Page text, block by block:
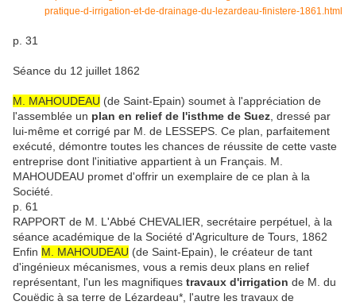
pratique-d-irrigation-et-de-drainage-du-lezardeau-finistere-1861.html
p. 31
Séance du 12 juillet 1862
M. MAHOUDEAU (de Saint-Epain) soumet à l'appréciation de
l'assemblée un plan en relief de l'isthme de Suez , dressé par
lui-même et corrigé par M. de LESSEPS. Ce plan, parfaitement
exécuté, démontre toutes les chances de réussite de cette vaste
entreprise dont l'initiative appartient à un Français. M.
MAHOUDEAU promet d'offrir un exemplaire de ce plan à la
Société.
p. 61
RAPPORT de M. L'Abbé CHEVALIER, secrétaire perpétuel, à la
séance académique de la Société d'Agriculture de Tours, 1862
Enfin M. MAHOUDEAU (de Saint-Epain), le créateur de tant
d'ingénieux mécanismes, vous a remis deux plans en relief
représentant, l'un les magnifiques travaux d'irrigation de M. du
Couëdic à sa terre de Lézardeau*, l'autre les travaux de